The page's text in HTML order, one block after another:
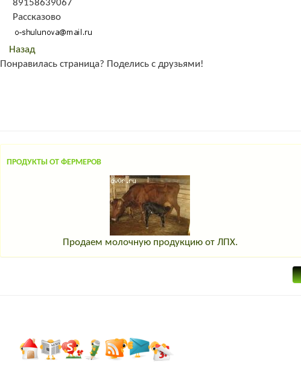
89158639067
Рассказово
Назад
Понравилась страница? Поделись с друзьями!
ПРОДУКТЫ ОТ ФЕРМЕРОВ
Продаем молочную продукцию от ЛПХ.